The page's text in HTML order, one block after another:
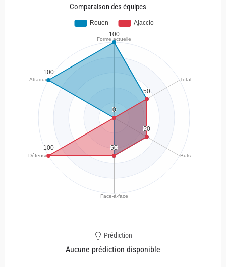
Comparaison des équipes
Prédiction
Aucune prédiction disponible